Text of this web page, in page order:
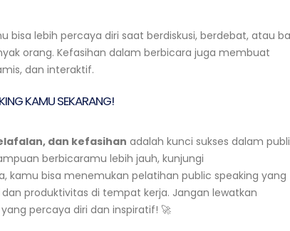
bisa lebih percaya diri saat berdiskusi, berdebat, atau
orang. Kefasihan dalam berbicara juga membuat
dan interaktif.
KAMU SEKARANG!
dan kefasihan adalah kunci sukses dalam
berbicaramu lebih jauh, kunjungi
kamu bisa menemukan pelatihan public speaking yang
produktivitas di tempat kerja. Jangan lewatkan
percaya diri dan inspiratif! 🚀